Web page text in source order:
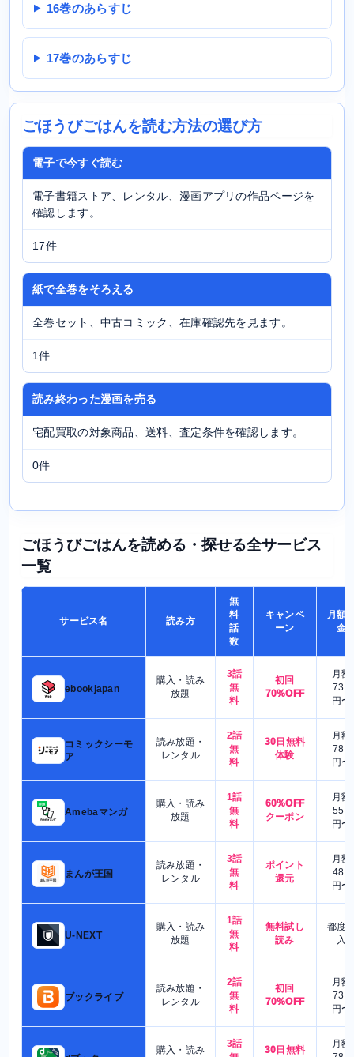
16巻のあらすじ
17巻のあらすじ
ごほうびごはんを読む方法の選び方
電子で今すぐ読む
電子書籍ストア、レンタル、漫画アプリの作品ページを
確認します。
17件
紙で全巻をそろえる
全巻セット、中古コミック、在庫確認先を見ます。
1件
読み終わった漫画を売る
宅配買取の対象商品、送料、査定条件を確認します。
0件
ごほうびごはんを読める・探せる全サービス
一覧
サービス名 読み方
無
料
話
数
キャンペ
ーン
月額
金
ebookjapan
購入・読み
放題
3話
無
料
初回
70%OFF
月額
730
円〜
コミックシーモ
ア
読み放題・
レンタル
2話
無
料
30日無料
体験
月額
780
円〜
Amebaマンガ
購入・読み
放題
1話
無
料
60%OFF
クーポン
月額
550
円〜
まんが王国
読み放題・
レンタル
3話
無
料
ポイント
還元
月額
480
円〜
U-NEXT
購入・読み
放題
1話
無
料
無料試し
読み
都度
入
ブックライブ
読み放題・
レンタル
2話
無
料
初回
70%OFF
月額
730
円〜
購入・読み
3話
30日無料
月額